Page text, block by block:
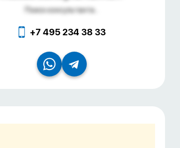
Поиск консультанта...
+7 495 234 38 33